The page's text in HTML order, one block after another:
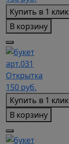
Купить в 1 клик
В корзину
арт.031
Открытка
150 руб.
Купить в 1 клик
В корзину